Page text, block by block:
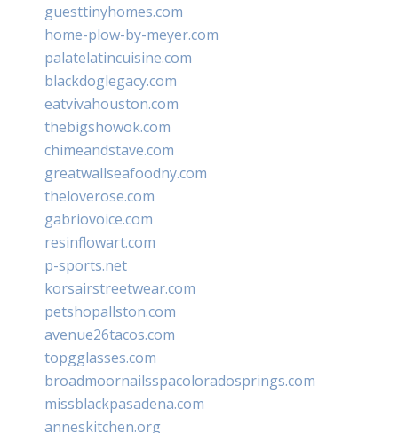
guesttinyhomes.com
home-plow-by-meyer.com
palatelatincuisine.com
blackdoglegacy.com
eatvivahouston.com
thebigshowok.com
chimeandstave.com
greatwallseafoodny.com
theloverose.com
gabriovoice.com
resinflowart.com
p-sports.net
korsairstreetwear.com
petshopallston.com
avenue26tacos.com
topgglasses.com
broadmoornailsspacoloradosprings.com
missblackpasadena.com
anneskitchen.org